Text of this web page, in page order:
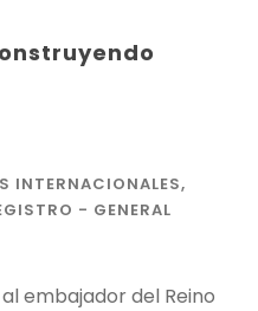
INTERNACIONALES,
- GENERAL
embajador del Reino